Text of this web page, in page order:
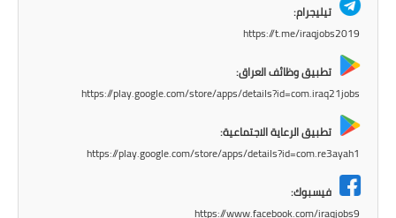
المرحلة الابتدائية
تيليجرام:
https://t.me/iraqjobs2019
تطبيق وظائف العراق:
https://play.google.com/store/apps/details?id=com.iraq21jobs
تطبيق الرعاية الاجتماعية:
https://play.google.com/store/apps/details?id=com.re3ayah1
فيسبوك:
https://www.facebook.com/iraqjobs9